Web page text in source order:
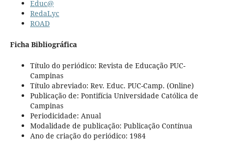
Educ@
RedaLyc
ROAD
Ficha Bibliográfica
Título do periódico: Revista de Educação PUC-
Campinas
Título abreviado: Rev. Educ. PUC-Camp. (Online)
Publicação de: Pontifícia Universidade Católica de
Campinas
Periodicidade: Anual
Modalidade de publicação: Publicação Contínua
Ano de criação do periódico: 1984